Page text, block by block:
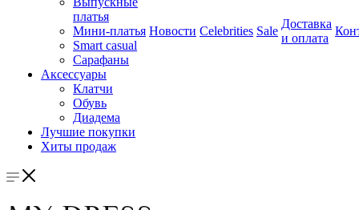
платья
Мини-платья
Smart casual
Сарафаны
Аксессуары
Клатчи
Обувь
Диадема
Лучшие покупки
Хиты продаж
Новости Celebrities Sale
Доставка
и оплата